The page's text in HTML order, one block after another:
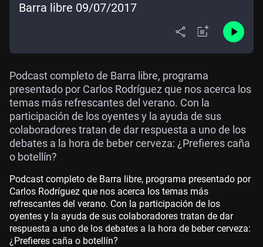
Barra libre 09/07/2017
Podcast completo de Barra libre, programa
presentado por Carlos Rodríguez que nos acerca los
temas más refrescantes del verano. Con la
participación de los oyentes y la ayuda de sus
colaboradores tratan de dar respuesta a uno de los
debates a la hora de beber cerveza: ¿Prefieres caña
o botellín?
Podcast completo de Barra libre, programa presentado por
Carlos Rodríguez que nos acerca los temas más
refrescantes del verano. Con la participación de los
oyentes y la ayuda de sus colaboradores tratan de dar
respuesta a uno de los debates a la hora de beber cerveza:
¿Prefieres caña o botellín?